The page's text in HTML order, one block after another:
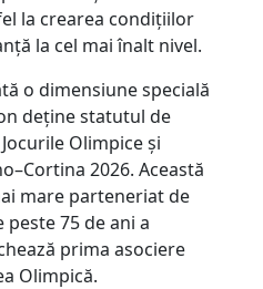
la crearea condițiilor
la cel mai înalt nivel.
o dimensiune specială
deține statutul de
Olimpice și
2026. Această
mare parteneriat de
75 de ani a
prima asociere
Olimpică.